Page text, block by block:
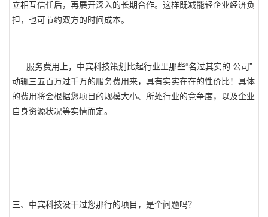
立相互信任后，再展开深入的长期合作。这样既减能轻企业经济负
担，也可节约双方的时间成本。
服务费用上，中宾科技策划比起行业里那些“名过其实的 公司”
动辄三五百万过千万的服务费用来，具有实实在在的性价比！具体
的费用将会根据您项目的规模大小、所处行业的竞争度，以及企业
自身资源状况等实情而定。
三、中宾科技没干过您那行的项目，是个问题吗？